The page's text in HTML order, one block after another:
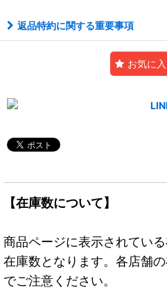
返品特約に関する重要事項
お気に
【在庫数について】
商品ページに表示されてい
在庫数となります。各店舗
でご注意ください。